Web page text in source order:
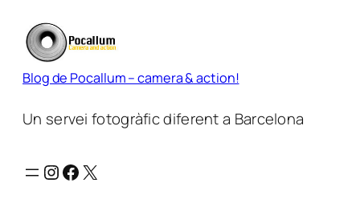
contingut
Blog de Pocallum – camera & action!
Un servei fotogràfic diferent a Barcelona
Instagram
Facebook
X